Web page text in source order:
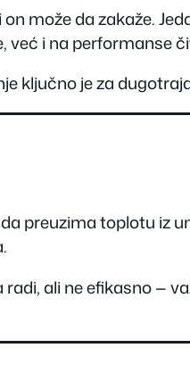
može da zakaže.
i na performanse
ključno je za
preuzima toplotu iz
ali ne efikasno —